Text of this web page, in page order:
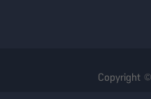
Copyright